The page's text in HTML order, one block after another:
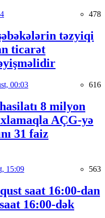
478
təzyiqi
ticarət
00:03 616
8 milyon
AÇG-yə
31 faiz
15:09 563
saat 16:00-dan
16:00-dək